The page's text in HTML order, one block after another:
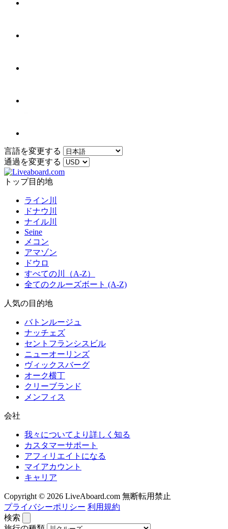
言語を変更する
通過を変更する
トップ目的地
ライン川
ドナウ川
ナイル川
Seine
メコン
アマゾン
ドウロ
すべての川（A-Z）
全てのクルーズボート (A-Z)
人気の目的地
バトンルージュ
ナッチェズ
セントフランシスビル
ニューオーリンズ
ヴィックスバーグ
オーク横丁
クリーブランド
メンフィス
会社
我々についてより詳しく知る
カスタマーサポート
アフィリエイトになる
マイアカウント
キャリア
Copyright © 2026 LiveAboard.com 無断転用禁止
プライバシーポリシー 利用規約
検索